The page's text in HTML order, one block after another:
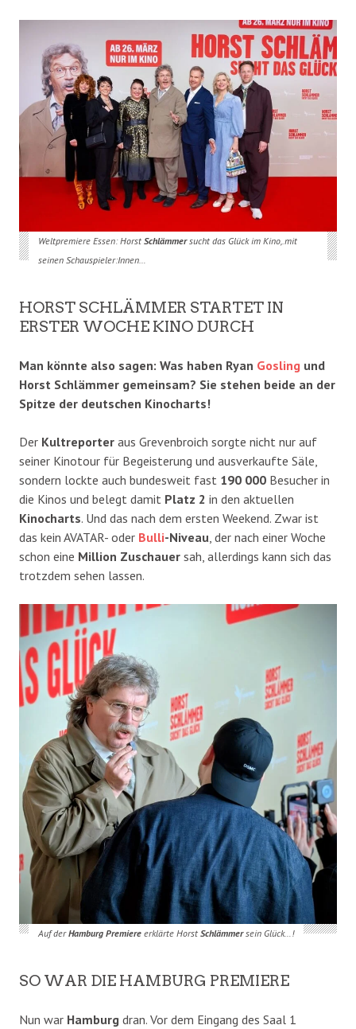
Weltpremiere Essen: Horst Schlämmersucht das Glück im Kino,.mit
seinen Schauspieler:Innen…
HORST SCHLÄMMER STARTET IN
ERSTER WOCHE KINO DURCH
Man könnte also sagen: Was haben Ryan Gosling und
Horst Schlämmer gemeinsam? Sie stehen beide an der
Spitze der deutschen Kinocharts!
Der Kultreporter aus Grevenbroich sorgte nicht nur auf
seiner Kinotour für Begeisterung und ausverkaufte Säle,
sondern lockte auch bundesweit fast 190 000 Besucher in
die Kinos und belegt damit Platz 2 in den aktuellen
Kinocharts. Und das nach dem ersten Weekend. Zwar ist
das kein AVATAR- oder Bulli-Niveau, der nach einer Woche
schon eine Million Zuschauer sah, allerdings kann sich das
trotzdem sehen lassen.
Auf derHamburg Premiereerklärte Horst Schlämmersein Glück…!
SO WAR DIE HAMBURG PREMIERE
Nun war Hamburg dran. Vor dem Eingang des Saal 1